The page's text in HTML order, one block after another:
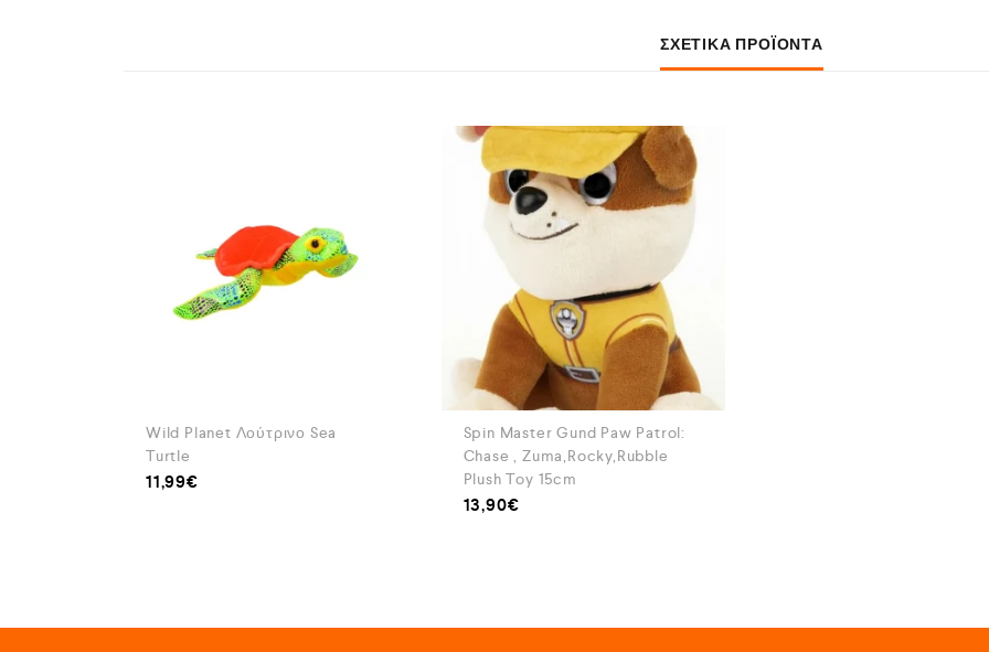
ΣΧΕΤΙΚΆ ΠΡΟΪΌΝΤΑ
Wild Planet Λούτρινο Sea
Turtle
11,99€
Spin Master Gund Paw Patrol:
Chase , Zuma,Rocky,Rubble
Plush Toy 15cm
13,90€